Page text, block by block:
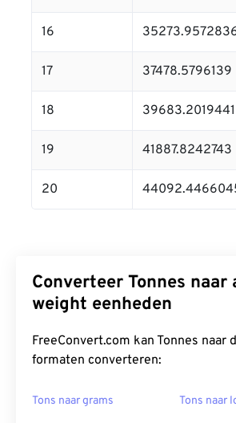
16
17 37478.5796139
18 39683.2019441
19 41887.8242743
20
Converteer Tonnes naar
weight eenheden
FreeConvert.com kan Tonnes naar
formaten converteren:
Tons naar grams Tons naar